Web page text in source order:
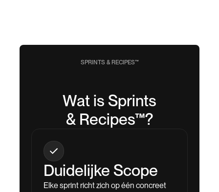
SPRINTS & RECIPES™
Wat is Sprints
& Recipes™?
Duidelijke Scope
Elke sprint richt zich op één concreet